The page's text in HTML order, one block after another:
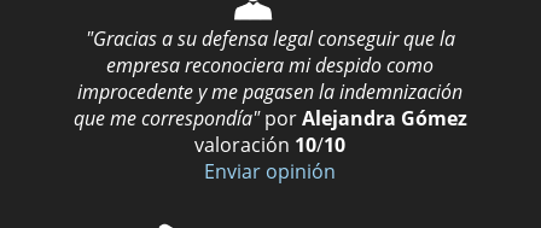
"Gracias a su defensa legal conseguir que la
empresa reconociera mi despido como
improcedente y me pagasen la indemnización
que me correspondía" porAlejandra Gómez
valoración 10/10
Enviar opinión